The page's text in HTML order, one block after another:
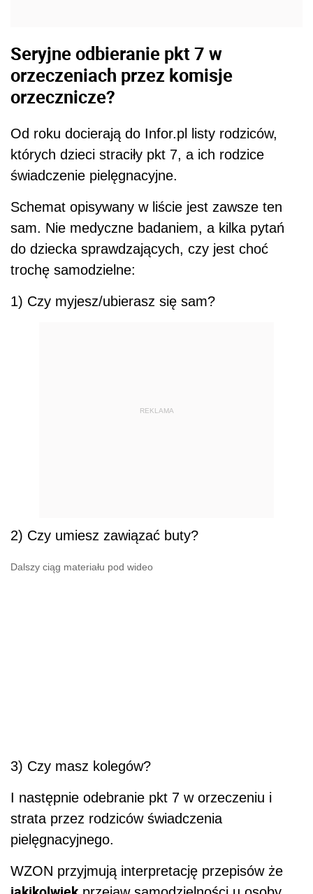
Seryjne odbieranie pkt 7 w
orzeczeniach przez komisje
orzecznicze?
Od roku docierają do Infor.pl listy rodziców,
których dzieci straciły pkt 7, a ich rodzice
świadczenie pielęgnacyjne.
Schemat opisywany w liście jest zawsze ten
sam. Nie medyczne badaniem, a kilka pytań
do dziecka sprawdzających, czy jest choć
trochę samodzielne:
1) Czy myjesz/ubierasz się sam?
REKLAMA
2) Czy umiesz zawiązać buty?
Dalszy ciąg materiału pod wideo
3) Czy masz kolegów?
I następnie odebranie pkt 7 w orzeczeniu i
strata przez rodziców świadczenia
pielęgnacyjnego.
WZON przyjmują interpretację przepisów że